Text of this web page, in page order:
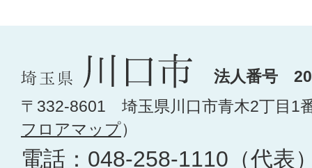
法人番号
〒332-8601 埼玉県川口市青木2丁目1
フロアマップ）
電話： 048-258-1110 （代表